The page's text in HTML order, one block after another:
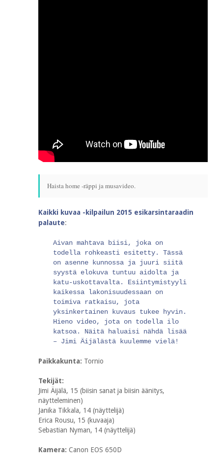
Haista home -räppi ja musavideo.
Kaikki kuvaa -kilpailun 2015 esikarsintaraadin
palaute:
Aivan mahtava biisi, joka on
todella rohkeasti esitetty. Tässä
on asenne kunnossa ja juuri siitä
syystä elokuva tuntuu aidolta ja
katu-­uskottavalta. Esiintymistyyli
kaikessa lakonisuudessaan on
toimiva ratkaisu, jota
yksinkertainen kuvaus tukee hyvin.
Hieno video, jota on todella ilo
katsoa. Näitä haluaisi nähdä lisää
– Jimi Äijälästä kuulemme vielä!
Paikkakunta: Tornio
Tekijät:
Jimi Äijälä, 15 (biisin sanat ja biisin äänitys,
näytteleminen)
Janika Tikkala, 14 (näyttelijä)
Erica Rousu, 15 (kuvaaja)
Sebastian Nyman, 14 (näyttelijä)
Kamera: Canon EOS 650D